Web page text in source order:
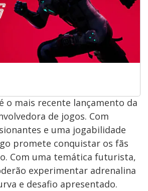
o mais recente lançamento da
de jogos. Com
e uma jogabilidade
promete conquistar os fãs
Com uma temática futurista,
experimentar adrenalina
e desafio apresentado.